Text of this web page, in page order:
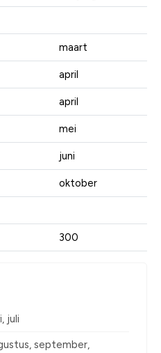
maart
april
april
mei
juni
oktober
300
juli
september,